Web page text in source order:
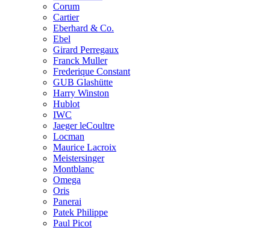
Corum
Cartier
Eberhard & Co.
Ebel
Girard Perregaux
Franck Muller
Frederique Constant
GUB Glashütte
Harry Winston
Hublot
IWC
Jaeger leCoultre
Locman
Maurice Lacroix
Meistersinger
Montblanc
Omega
Oris
Panerai
Patek Philippe
Paul Picot